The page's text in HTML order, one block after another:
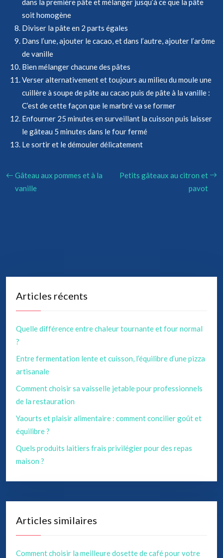
dans la première pâte et mélanger jusqu’à ce que la pâte
soit homogène
Diviser la pâte en 2 parts égales
Dans l’une, ajouter le cacao, et dans l’autre, ajouter l’arôme
de vanille
Bien mélanger chacune des pâtes
Verser alternativement et toujours au milieu du moule une
cuillère à soupe de pâte au cacao puis de pâte à la vanille :
C’est de cette façon que le marbré va se former
Enfourner 25 minutes en surveillant la cuisson puis laisser
le gâteau 5 minutes dans le four fermé
Le sortir et le démouler délicatement
Gâteau aux pommes et à la
vanille
Petits gâteaux au citron et
pavot
Articles récents
Quelle différence entre chaleur tournante et four normal
?
Entre fermentation lente et cuisson, l’équilibre d’une pizza
artisanale
Comment choisir sa vaisselle jetable pour professionnels
de la restauration
Yaourts et plaisir alimentaire : comment concilier goût et
équilibre ?
Quels produits laitiers frais privilégier pour des repas
maison ?
Articles similaires
Comment choisir la meilleure dosette de café pour votre